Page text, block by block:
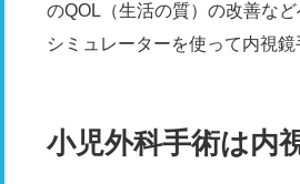
のQOL（生活の質）の改善な
シミュレーターを使って内視
小児外科手術は内